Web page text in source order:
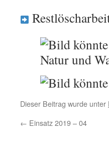
Dieser Beitrag wurde unter
← Einsatz 2019 – 04